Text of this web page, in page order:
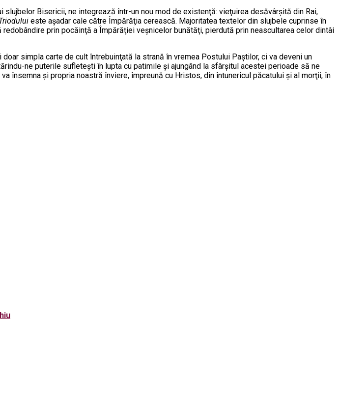
Bisericii, ne integrează într-un nou mod de existenţă: vieţuirea desăvârşită din Rai,
este aşadar cale către Împărăţia cerească. Majoritatea textelor din slujbele cuprinse în
prin pocăinţă a Împărăţiei veşnicelor bunătăţi, pierdută prin neascultarea celor dintâi
doar simpla carte de cult întrebuinţată la strană în vremea Postului Paştilor, ci va deveni un
ne puterile sufleteşti în lupta cu patimile şi ajungând la sfârşitul acestei perioade să ne
însemna şi propria noastră înviere, împreună cu Hristos, din întunericul păcatului şi al morţii, în